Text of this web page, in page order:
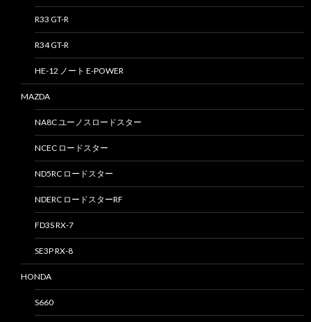
R33 GT-R
R34 GT-R
HE-12 ノート E-POWER
MAZDA
NA8C ユーノスロードスター
NCEC ロードスター
ND5RC ロードスター
NDERC ロードスターRF
FD3S RX-7
SE3P RX-8
HONDA
S660